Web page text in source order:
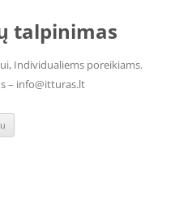
talpinimas
Individualiems poreikiams.
– info@itturas.lt